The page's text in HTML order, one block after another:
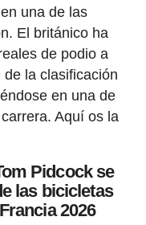
una de las
El británico ha
de podio a
la clasificación
en una de
Aquí os la
Pidcock se
las bicicletas
2026